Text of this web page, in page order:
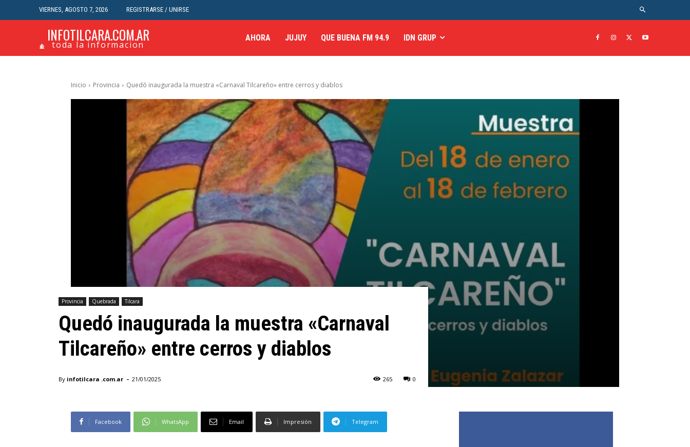
VIERNES, AGOSTO 7, 2026 REGISTRARSE / UNIRSE
INFOTILCARA.COM.AR
toda la informacion
AHORA JUJUY QUE BUENA FM 94.9 IDN GRUP
Inicio Provincia Quedó inaugurada la muestra «Carnaval Tilcareño» entre cerros y diablos
Provincia Quebrada Tilcara
Quedó inaugurada la muestra «Carnaval
Tilcareño» entre cerros y diablos
By infotilcara .com.ar - 21/01/2025 0
265
Facebook WhatsApp Email Impresión Telegram